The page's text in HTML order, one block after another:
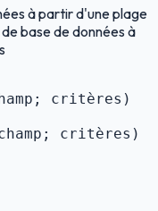
à partir d'une plage
base de données à
champ; critères)
champ; critères)